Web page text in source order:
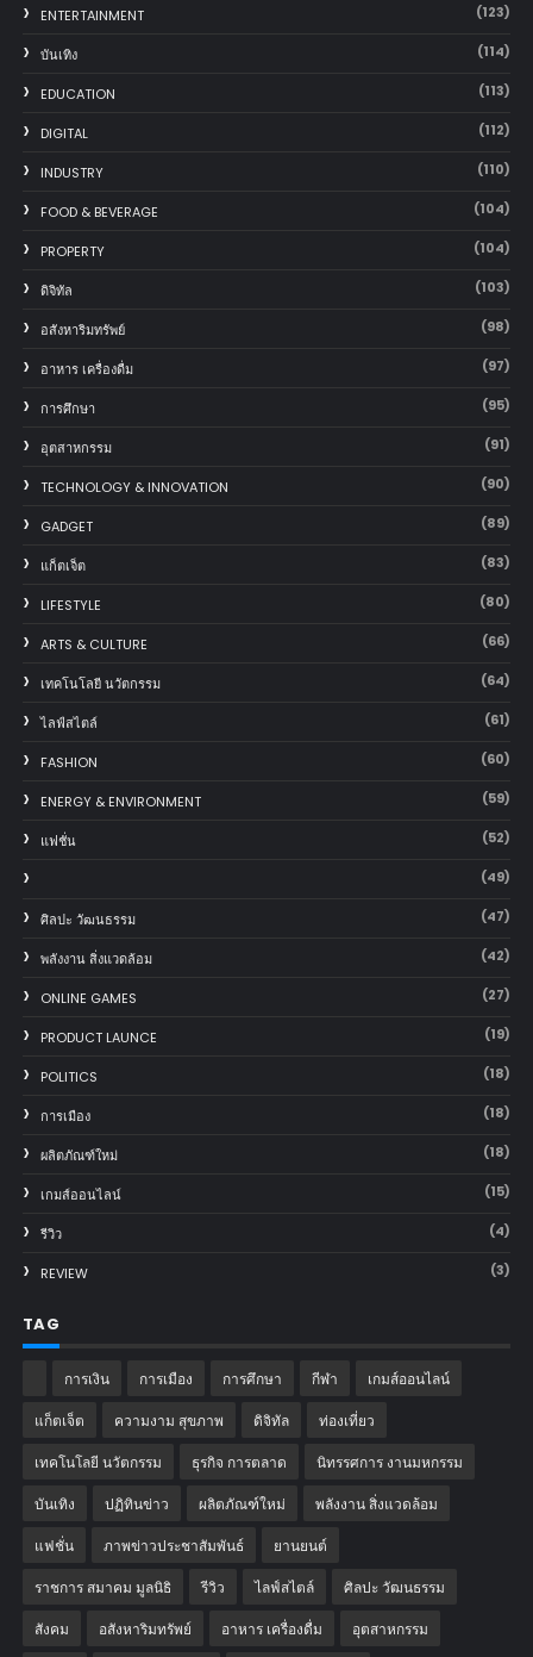
ENTERTAINMENT (123)
บันเทิง (114)
EDUCATION (113)
DIGITAL (112)
INDUSTRY (110)
FOOD & BEVERAGE (104)
PROPERTY (104)
ดิจิทัล (103)
อสังหาริมทรัพย์ (98)
อาหาร เครื่องดื่ม (97)
การศึกษา (95)
อุตสาหกรรม (91)
TECHNOLOGY & INNOVATION (90)
GADGET (89)
แก็ตเจ็ต (83)
LIFESTYLE (80)
ARTS & CULTURE (66)
เทคโนโลยี นวัตกรรม (64)
ไลฟ์สไตล์ (61)
FASHION (60)
ENERGY & ENVIRONMENT (59)
แฟชั่น (52)
(49)
ศิลปะ วัฒนธรรม (47)
พลังงาน สิ่งแวดล้อม (42)
ONLINE GAMES (27)
PRODUCT LAUNCE (19)
POLITICS (18)
การเมือง (18)
ผลิตภัณฑ์ใหม่ (18)
เกมส์ออนไลน์ (15)
รีวิว (4)
REVIEW (3)
TAG
การเงิน การเมือง การศึกษา กีฬา เกมส์ออนไลน์
แก็ตเจ็ต ความงาม สุขภาพ ดิจิทัล ท่องเที่ยว
เทคโนโลยี นวัตกรรม ธุรกิจ การตลาด นิทรรศการ งานมหกรรม
บันเทิง ปฏิทินข่าว ผลิตภัณฑ์ใหม่ พลังงาน สิ่งแวดล้อม
แฟชั่น ภาพข่าวประชาสัมพันธ์ ‎ยานยนต์‎
ราชการ สมาคม มูลนิธิ รีวิว ไลฟ์สไตล์ ศิลปะ วัฒนธรรม
สังคม อสังหาริมทรัพย์ อาหาร เครื่องดื่ม อุตสาหกรรม